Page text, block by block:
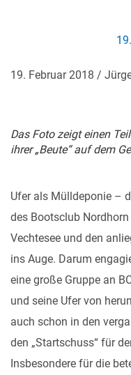
19. Februar 2018 /
Das Foto zeigt einen
ihrer „Beute“ auf dem
Ufer als Mülldeponie –
des Bootsclub
Vechtesee und den
ins Auge. Darum
eine große Gruppe an
und seine Ufer von
auch schon in den
den „Startschuss“ für
Insbesondere für die